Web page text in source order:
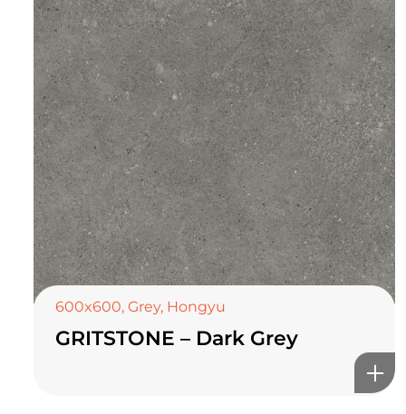
600x600, Grey, Hongyu
GRITSTONE – Dark Grey
TOP CERAMICSБайгалын өнгө тансаг
мэдрэмжийг таны орчинд
онлайн туслах